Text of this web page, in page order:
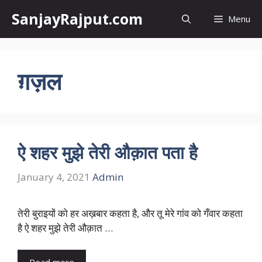
content
SanjayRajput.com Menu
ग़ज़ल
ऐ शहर मुझे तेरी औक़ात पता है
January 4, 2021 Admin
तेरी बुराइयों को हर अख़बार कहता है, और तू मेरे गांव को गँवार कहता
है ऐ शहर मुझे तेरी औक़ात …